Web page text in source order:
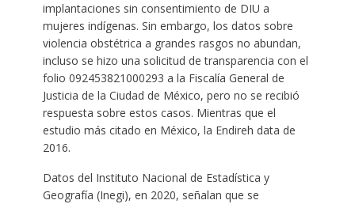
implantaciones sin consentimiento de DIU a
mujeres indígenas. Sin embargo, los datos sobre
violencia obstétrica a grandes rasgos no abundan,
incluso se hizo una solicitud de transparencia con el
folio 092453821000293 a la Fiscalía General de
Justicia de la Ciudad de México, pero no se recibió
respuesta sobre estos casos. Mientras que el
estudio más citado en México, la Endireh data de
2016.
Datos del Instituto Nacional de Estadística y
Geografía (Inegi), en 2020, señalan que se